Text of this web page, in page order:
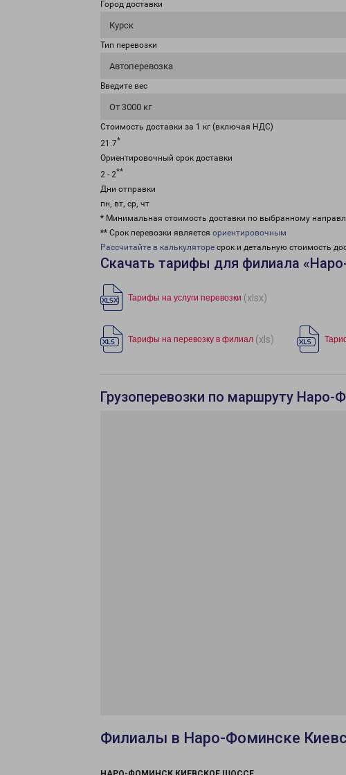
Город доставки
Курск
Тип перевозки
Автоперевозка
Введите вес
От 3000 кг
Стоимость доставки за 1 кг (включая НДС)
21.7*
Ориентировочный срок доставки
2 - 2**
Дни отправки
пн, вт, ср, чт
* Минимальная стоимость доставки по выбранному
** Срок перевозки является ориентировочным
Рассчитайте в калькуляторе срок и детальную стоимость
Скачать тарифы для филиала
Тарифы на услуги перевозки (xlsx)
Тарифы на перевозку в филиал (xls)
Грузоперевозки по маршруту
Филиалы в Наро-Фоминске